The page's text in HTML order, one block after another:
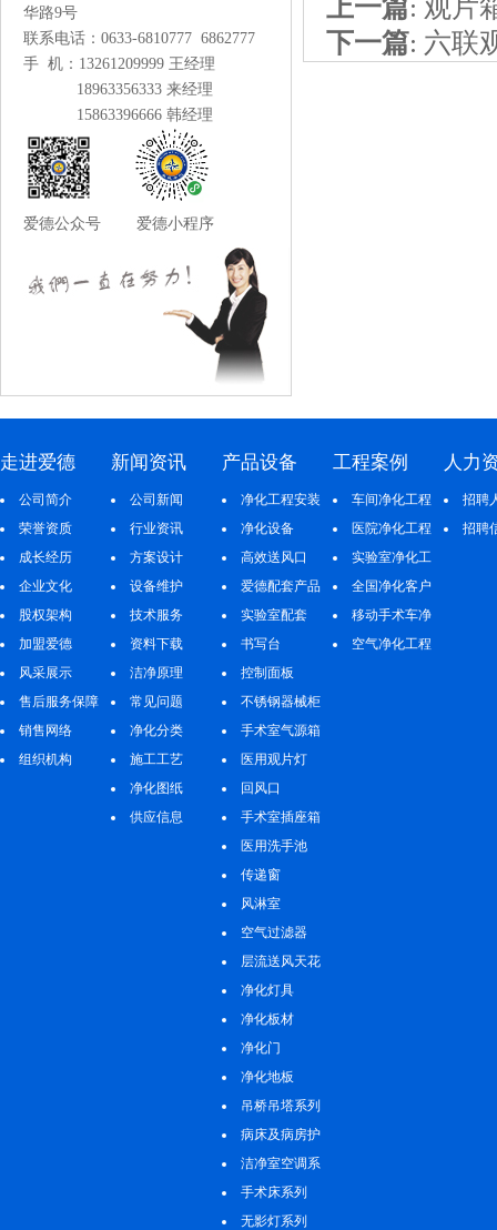
华路9号
联系电话：0633-6810777 6862777
手 机：13261209999 王经理
18963356333 来经理
15863396666 韩经理
爱德公众号 爱德小程序
上一篇: 观片
下一篇: 六联
走进爱德
公司简介
荣誉资质
成长经历
企业文化
股权架构
加盟爱德
风采展示
售后服务保障
销售网络
组织机构
新闻资讯
公司新闻
行业资讯
方案设计
设备维护
技术服务
资料下载
洁净原理
常见问题
净化分类
施工工艺
净化图纸
供应信息
产品设备
净化工程安装
净化设备
高效送风口
爱德配套产品
实验室配套
书写台
控制面板
不锈钢器械柜
手术室气源箱
医用观片灯
回风口
手术室插座箱
医用洗手池
传递窗
风淋室
空气过滤器
层流送风天花
净化灯具
净化板材
净化门
净化地板
吊桥吊塔系列
病床及病房护
理系列洁净室空调系
统
手术床系列
无影灯系列
工程案例
车间净化工程
医院净化工程
实验室净化工
程
全国净化客户
案例移动手术车净
化工程空气净化工程
人力
招聘
招聘